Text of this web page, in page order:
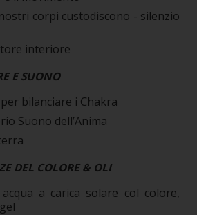
corpi custodiscono - silenzio
interiore
E SUONO
bilanciare i Chakra
Suono dell’Anima
DEL COLORE & OLI
a carica solare col colore,